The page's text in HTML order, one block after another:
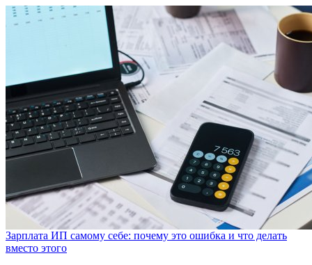
Зарплата ИП самому себе: почему это ошибка и что делать
вместо этого